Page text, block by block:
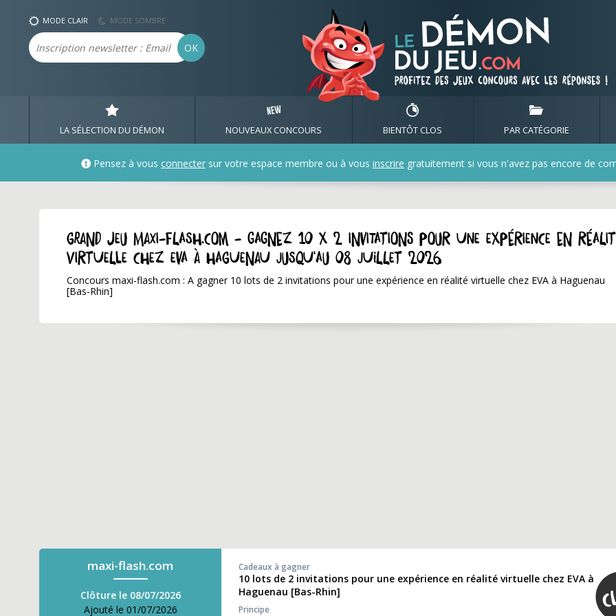
MODE CLAIR MODE SOMBRE
Email OK
LA SÉLECTION DU DÉMON NOUVEAUX CONCOURS BIENTÔT CLOS PAR CATÉGORIE
Pensez à vous connecter sur votre espace membre ou à vous inscrire gratuitement si vous n'avez pas encore de
GRAND JEU maxi-flash.com - Gagnez 10 x 2 invitations pour une expérience en
virtuelle chez EVA à Haguenau jusqu'au 08 juillet 2026
Concours maxi-flash.com : A gagner 10 lots de 2 invitations pour une expérience en réalité virtuelle chez EVA à Haguenau
[Bas-Rhin]
maxi-flash.com
Clôture le 08/07/2026
Ajouté le 01/07/2026
Cadeaux à gagner
10 lots de 2 invitations pour une expérience en réalité virtuelle chez EVA à
Haguenau [Bas-Rhin]
Principe